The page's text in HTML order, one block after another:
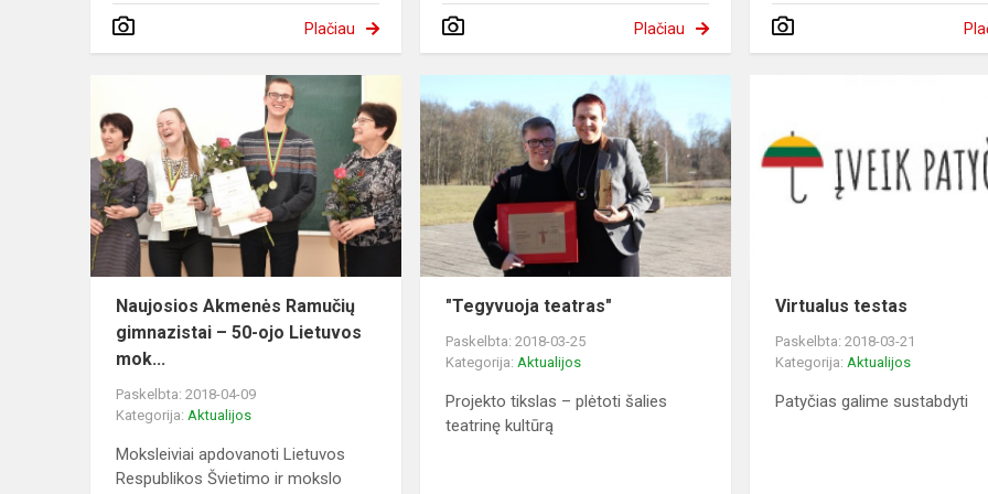
Plačiau Plačiau
Naujosios Akmenės Ramučių
gimnazistai – 50-ojo Lietuvos
mok...
Paskelbta: 2018-04-09
Kategorija: Aktualijos
Moksleiviai apdovanoti Lietuvos
Respublikos Švietimo ir mokslo
"Tegyvuoja teatras"
Paskelbta: 2018-03-25
Kategorija:Aktualijos
Projekto tikslas – plėtoti šalies
teatrinę kultūrą
Virtualus testas
Paskelbta: 2018-03-21
Kategorija:Aktualijos
Patyčias galime sustabdyti